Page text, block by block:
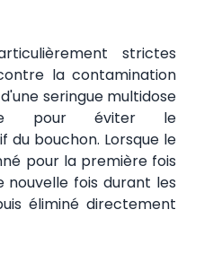
strictes
la contamination
seringue multidose
pour éviter le
du bouchon. Lorsque le
pour la première fois
fois durant les
éliminé directement